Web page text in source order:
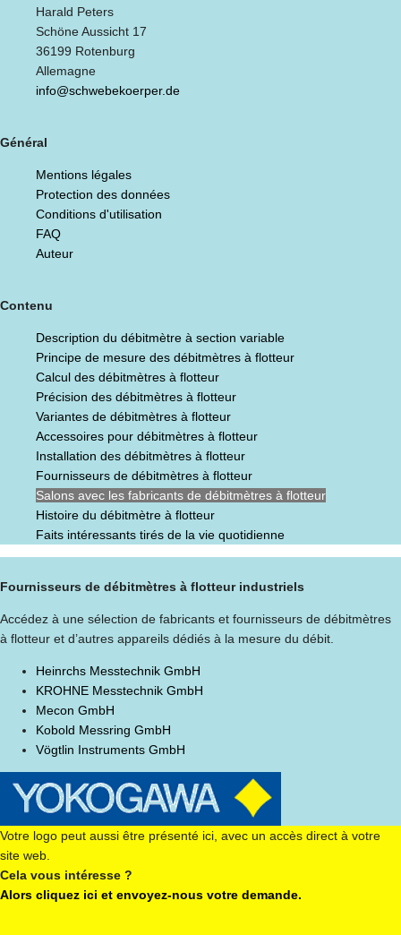
Harald Peters
Schöne Aussicht 17
36199 Rotenburg
Allemagne
info@schwebekoerper.de
Général
Mentions légales
Protection des données
Conditions d'utilisation
FAQ
Auteur
Contenu
Description du débitmètre à section variable
Principe de mesure des débitmètres à flotteur
Calcul des débitmètres à flotteur
Précision des débitmètres à flotteur
Variantes de débitmètres à flotteur
Accessoires pour débitmètres à flotteur
Installation des débitmètres à flotteur
Fournisseurs de débitmètres à flotteur
Salons avec les fabricants de débitmètres à flotteur
Histoire du débitmètre à flotteur
Faits intéressants tirés de la vie quotidienne
Fournisseurs de débitmètres à flotteur industriels
Accédez à une sélection de fabricants et fournisseurs de débitmètres
à flotteur et d’autres appareils dédiés à la mesure du débit.
Heinrchs Messtechnik GmbH
KROHNE Messtechnik GmbH
Mecon GmbH
Kobold Messring GmbH
Vögtlin Instruments GmbH
Votre logo peut aussi être présenté ici, avec un accès direct à votre
site web.
Cela vous intéresse ?
Alors cliquez ici et envoyez-nous votre demande.